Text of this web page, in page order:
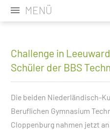
MENÜ
Challenge in
Schüler der BBS
Die beiden Niederländisch-
Beruflichen Gymnasium
Cloppenburg nahmen jetzt